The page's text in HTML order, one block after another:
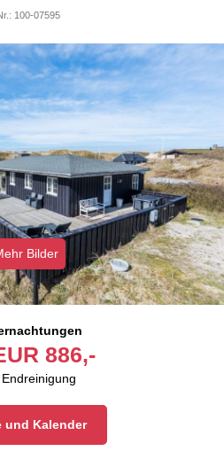
100-07595
Bilder
886,-
und Kalender